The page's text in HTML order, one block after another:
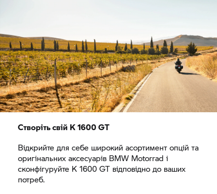
Створіть свій K 1600 GT
Відкрийте для себе широкий асортимент опцій та
оригінальних аксесуарів BMW Motorrad і
сконфігуруйте K 1600 GT відповідно до ваших
потреб.